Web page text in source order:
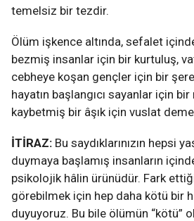
temelsiz bir tezdir.
Ölüm işkence altında, sefalet
bezmiş insanlar için bir kurtuluş,
cebheye koşan gençler için bir
hayatın başlangıcı sayanlar için
kaybetmiş bir âşık için vuslat
İTİRAZ: Bu saydıklarınızın hepsi
duymaya başlamış insanların
psikolojik hâlin ürünüdür. Fark
görebilmek için hep daha kötü bir
duyuyoruz. Bu bile ölümün “kötü”